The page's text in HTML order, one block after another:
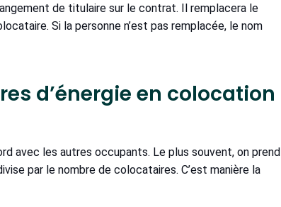
de titulaire sur le contrat. Il remplacera le
Si la personne n’est pas remplacée, le nom
d’énergie en colocation
avec les autres occupants. Le plus souvent, on prend
par le nombre de colocataires. C’est manière la